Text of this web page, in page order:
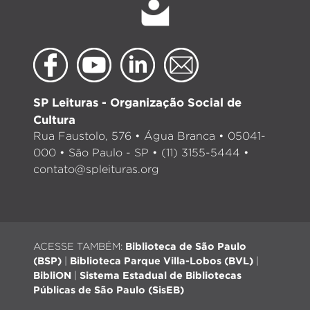
SP Leituras - Organização Social de
Cultura
Rua Faustolo, 576 • Água Branca • 05041-
000 • São Paulo - SP • (11) 3155-5444 •
contato@spleituras.org
ACESSE TAMBÉM: Biblioteca de São Paulo
(BSP)
Biblioteca Parque Villa-Lobos (BVL)
BibliON
Sistema Estadual de Bibliotecas
Públicas de São Paulo (SisEB)